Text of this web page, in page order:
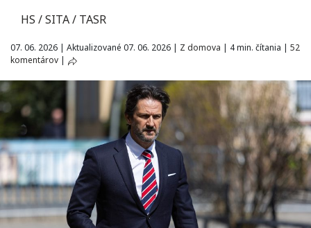
HS / SITA / TASR
07. 06. 2026 | Aktualizované 07. 06. 2026 | Z domova | 4 min. čítania | 52
komentárov |